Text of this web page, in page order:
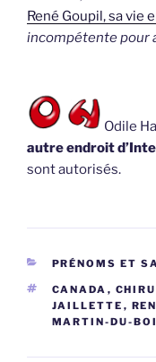
René Goupil, sa vie
incompétente pour
Odile
autre endroit
sont autorisés.
CATÉGORIES
PRÉNOMS ET
ÉTIQUETTES
CANADA ,
JAILLETTE ,
MARTIN-DU-